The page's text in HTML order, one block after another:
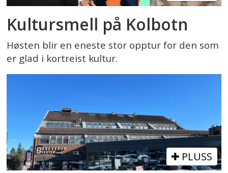
Kultursmell på Kolbotn
Høsten blir en eneste stor opptur for den som
er glad i kortreist kultur.
PLUSS